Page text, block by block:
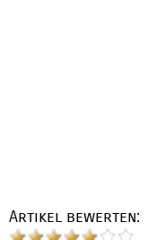
Artikel bewerten: